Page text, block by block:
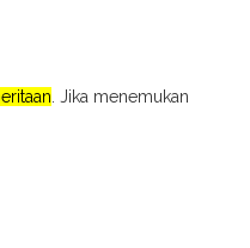
. Jika menemukan